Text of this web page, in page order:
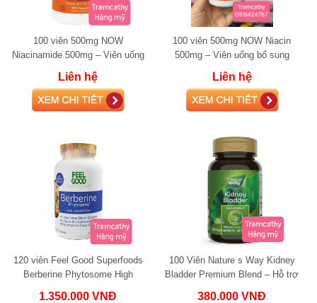
100 viên 500mg NOW
Niacinamide 500mg – Viên uống
thần kinh
Liên hệ
100 viên 500mg NOW Niacin
500mg – Viên uống bổ sung
và năng lượng
Liên hệ
120 viên Feel Good Superfoods
Berberine Phytosome High
1.350.000 VNĐ
100 Viên Nature s Way Kidney
Bladder Premium Blend – Hỗ trợ
380.000 VNĐ